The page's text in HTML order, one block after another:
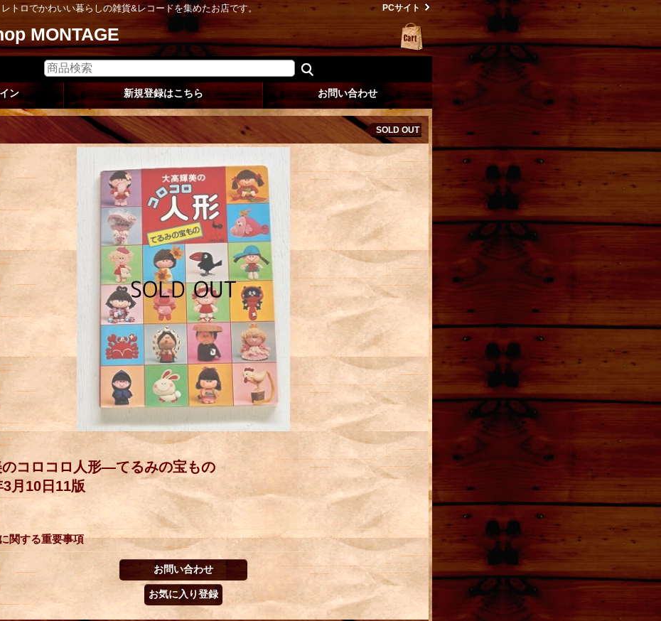
トロでかわいい暮らしの雑貨&レコードを集めたお店です。 PCサイト
MONTAGE
ン 新規登録はこちら お問い合わせ
SOLD OUT
のコロコロ人形―てるみの宝もの
月10日11版
関する重要事項